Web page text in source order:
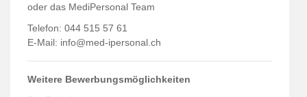
oder das MediPersonal Team
Telefon: 044 515 57 61
E-Mail: info@med-ipersonal.ch
Weitere Bewerbungsmöglichkeiten